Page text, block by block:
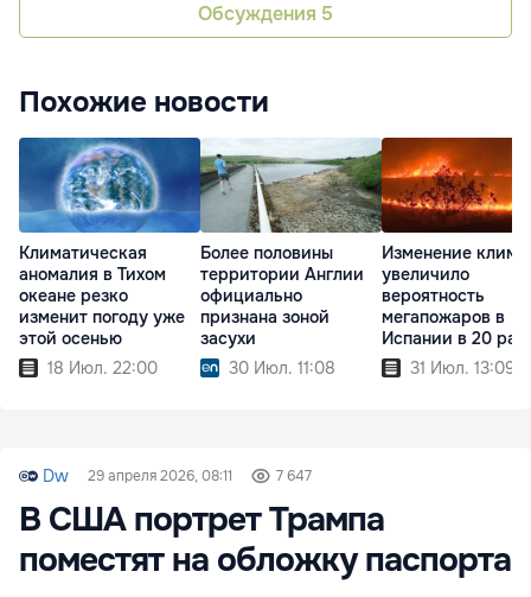
Обсуждения 5
Похожие новости
Климатическая
аномалия в Тихом
океане резко
изменит погоду уже
этой осенью
18 Июл. 22:00
Более половины
территории Англии
официально
признана зоной
засухи
30 Июл. 11:08
Изменение
увеличило
вероятность
мегапожаров в
Испании в 20 раз
31 Июл. 13:09
Dw 29 апреля 2026, 08:11 7 647
В США портрет Трампа
поместят на обложку паспорта